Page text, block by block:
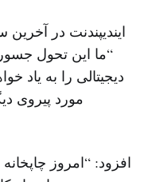
ایندیپندنت در
“ما این تحول
دیجیتالی را به یاد
مورد پیروی
افزود: “امروز